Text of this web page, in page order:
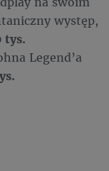
występ,
tys.
Legend’a